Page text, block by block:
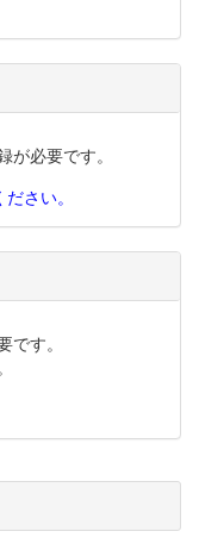
必要です。
さい。
す。